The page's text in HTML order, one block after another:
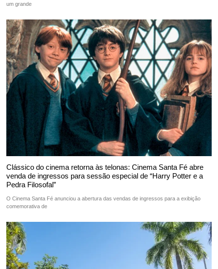
um grande
Clássico do cinema retorna às telonas: Cinema Santa Fé abre
venda de ingressos para sessão especial de “Harry Potter e a
Pedra Filosofal”
O Cinema Santa Fé anunciou a abertura das vendas de ingressos para a exibição
comemorativa de